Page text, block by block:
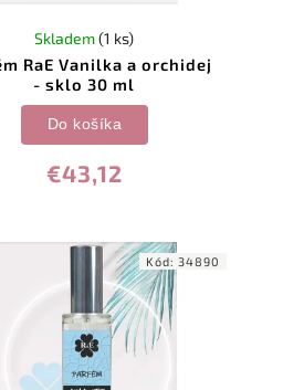
RaE Vanilka a orchidej
- sklo 30 ml
Skladem(1 ks)
€43,12
Do košíka
Kód:34890